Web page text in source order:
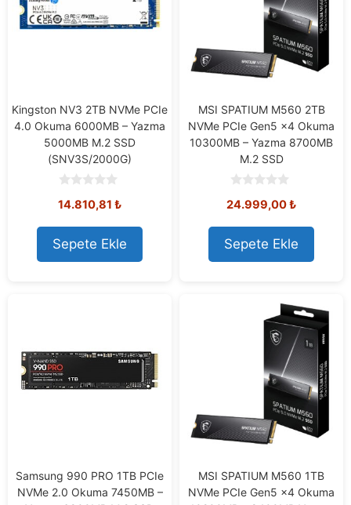
Kingston NV3 2TB NVMe PCIe
4.0 Okuma 6000MB – Yazma
5000MB M.2 SSD
(SNV3S/2000G)
o
t
o
f
5
14.810,81 ₺
Sepete Ekle
MSI SPATIUM M560 2TB
NVMe PCIe Gen5 x4 Okuma
10300MB – Yazma 8700MB
M.2 SSD
o
t
o
f
5
24.999,00₺
Sepete Ekle
Samsung 990 PRO 1TB PCIe
NVMe 2.0 Okuma 7450MB –
MSI SPATIUM M560 1TB
NVMe PCIe Gen5 x4 Okuma